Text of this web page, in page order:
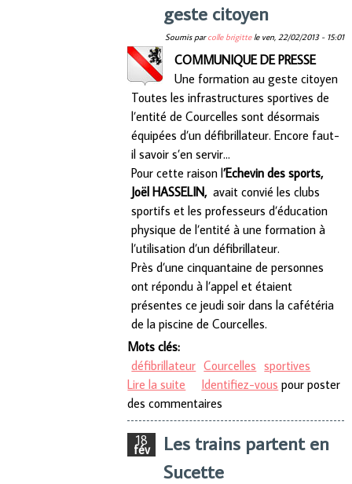
geste citoyen
Soumis parcolle brigittele ven, 22/02/2013 - 15:01
COMMUNIQUE DE PRESSE
Une formation au geste citoyen
Toutes les infrastructures sportives de
l’entité de Courcelles sont désormais
équipées d’un défibrillateur. Encore faut-
il savoir s’en servir…
Pour cette raison l’Echevin des sports,
Joël HASSELIN,avait convié les clubs
sportifs et les professeurs d’éducation
physique de l’entité à une formation à
l’utilisation d’un défibrillateur.
Près d’une cinquantaine de personnes
ont répondu à l’appel et étaient
présentes ce jeudi soir dans la cafétéria
de la piscine de Courcelles.
Mots clés:
défibrillateur Courcelles sportives
Lire la suite de Une formation au geste
citoyen
Identifiez-vous pour poster
des commentaires
18
fév
Les trains partent en
Sucette